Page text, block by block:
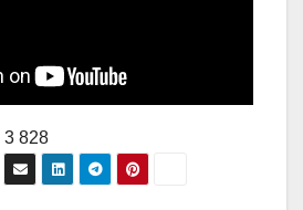
3 828